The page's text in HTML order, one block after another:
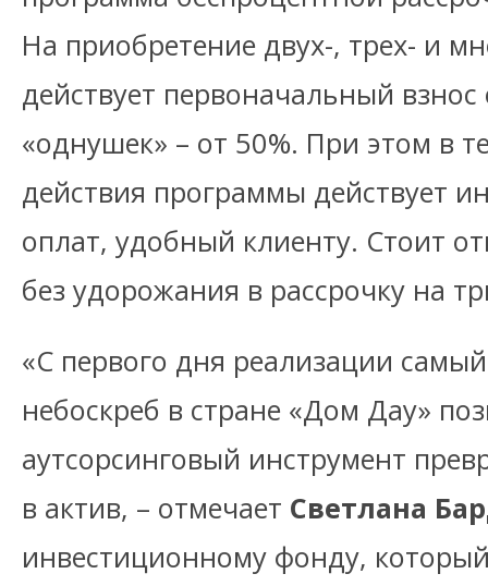
На приобретение двух-, трех- и
действует первоначальный взнос
«однушек» – от 50%. При этом в
действия программы действует
оплат, удобный клиенту. Стоит
без удорожания в рассрочку на
«С первого дня реализации
небоскреб в стране «Дом Дау»
аутсорсинговый инструмент
в актив, – отмечает Светлана
инвестиционному фонду,